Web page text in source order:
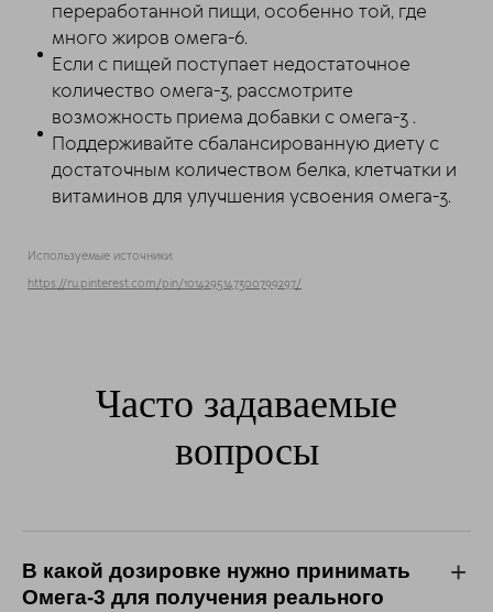
переработанной пищи, особенно той, где
много жиров омега-6.
Если с пищей поступает недостаточное
количество омега-3, рассмотрите
возможность приема добавки с омега-3 .
Поддерживайте сбалансированную диету с
достаточным количеством белка, клетчатки и
витаминов для улучшения усвоения омега-3.
Используемые источники:
https://ru.pinterest.com/pin/1014295147300799297/
Часто задаваемые
вопросы
В какой дозировке нужно принимать
Омега-3 для получения реального